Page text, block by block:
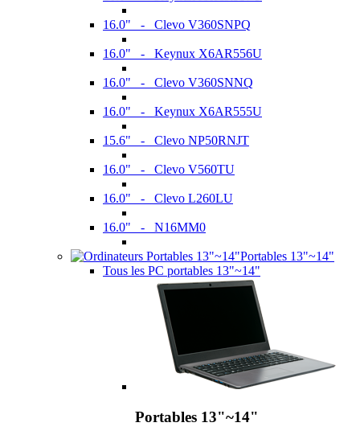
16.0" - Clevo V360SNPQ
16.0" - Keynux X6AR556U
16.0" - Clevo V360SNNQ
16.0" - Keynux X6AR555U
15.6" - Clevo NP50RNJT
16.0" - Clevo V560TU
16.0" - Clevo L260LU
16.0" - N16MM0
Portables 13"~14"
Tous les PC portables 13"~14"
Portables 13"~14"